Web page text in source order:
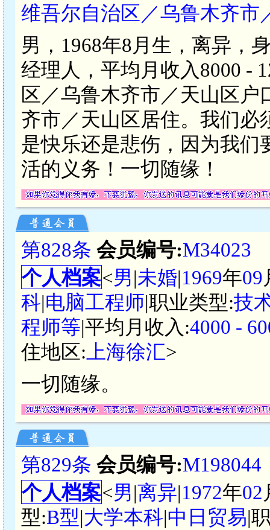
维吾尔自治区／乌鲁木齐市
男，1968年8月生，离异，
经理人，平均月收入8000 -
区／乌鲁木齐市／天山区
齐市／天山区居住。我们必
是快乐还是悲伤，因为我们
活的义务！一切随缘！
第828条 会员编号:M34023
个人档案<男|未婚|1969年09
科|电脑工程师|职业类型:技
程师等|平均月收入:4000 -
住地区: 上海徐汇>
一切随缘。
第829条 会员编号:M198044
个人档案<男|离异|1972年02
型:B型|大学本科|中日贸易|